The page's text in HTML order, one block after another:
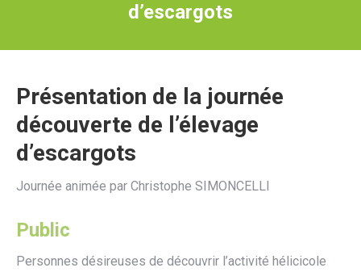
d’escargots
Présentation de la journée
découverte de l’élevage
d’escargots
Journée animée par Christophe SIMONCELLI
Public
Personnes désireuses de découvrir l’activité hélicicole